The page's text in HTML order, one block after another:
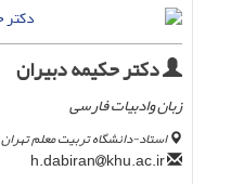
دکتر حکیمه دبیران
زبان وادبیات فارسی
استاد-دانشگاه تربیت معلم تهران
khu.ac.ir